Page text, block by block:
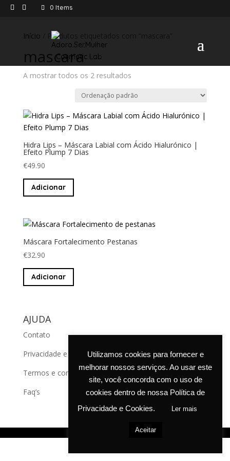
0 Items
Início / Produtos etiquetados com “mascara”
mascara
A mostrar todos os 2 resultados
Hidra Lips – Máscara Labial com Ácido Hialurónico |
Efeito Plump 7 Dias
€49.90
Adicionar
Máscara Fortalecimento Pestanas
€32.90
Adicionar
AJUDA
Contato
Privacidade e cookies
Termos e condições de venda
Faq’s
Utilizamos cookies para fornecer e
melhorar nossos serviços. Ao usar este
site, você concorda com o uso de
cookies dentro de nossa Política de
Privacidade e Cookies.
Ler mais
Aceitar